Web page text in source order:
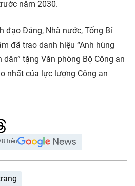
năm 2030.
đạo Đảng, Nhà nước, Tổng Bí
đã trao danh hiệu “Anh hùng
tặng Văn phòng Bộ Công an
nhất của lực lượng Công an
trên